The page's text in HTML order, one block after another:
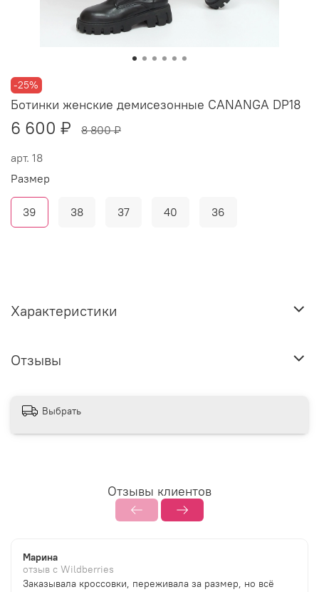
-25%
арт. 18
Ботинки женские демисезонные CANANGA DP18
6 600 ₽ 8 800 ₽
Размер
39 38 37 40 36
Характеристики
Отзывы
Выбрать
Отзывы клиентов
Марина
отзыв с Wildberries
Заказывала кроссовки, переживала за размер, но всё